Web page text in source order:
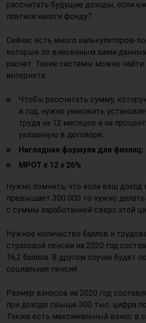
рассчитать будущие доходы, если
платили налоги фонду?
Сейчас есть много калькуляторов-
которые по внесенным вами
расчет. Такие системы можно найти
интернета.
Чтобы рассчитать сумму,
в год, нужно умножить
труда на 12 месяцев и на
указанную в договоре.
Наглядная формула для физлиц:
МРОТ х 12 х 26%
Нужно помнить, что если ваш доход
превышает 300 000 то нужно делать
с суммы заработанной сверх этой
Нужное количество баллов и
страховой пенсии на 2020 год
16,2 баллов. В другом случае будет
социальная пенсия.
Размер взносов на 2020 год
при доходе свыше 300 тыс. цифра
Также есть максимальный взнос в